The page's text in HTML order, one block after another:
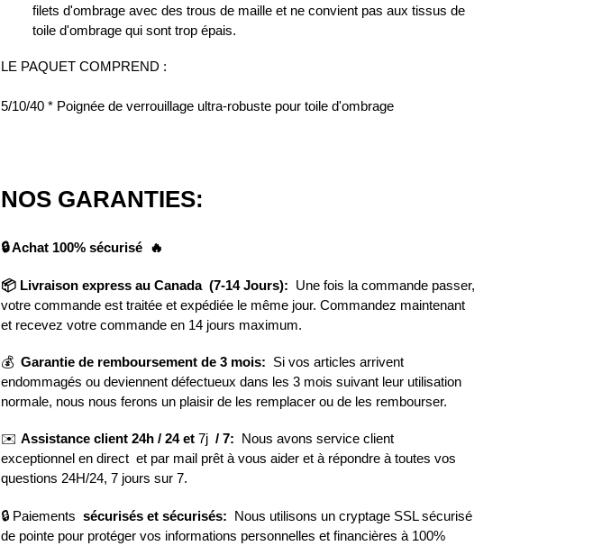
filets d'ombrage avec des trous de maille et ne convient pas aux tissus de
toile d'ombrage qui sont trop épais.
LE PAQUET COMPREND :
5/10/40 * Poignée de verrouillage ultra-robuste pour toile d'ombrage
NOS GARANTIES:
🔒 Achat 100% sécurisé 🔥
📦 Livraison express au Canada (7-14 Jours): Une fois la commande passer,
votre commande est traitée et expédiée le même jour. Commandez maintenant
et recevez votre commande en 14 jours maximum.
💰 Garantie de remboursement de 3 mois: Si vos articles arrivent
endommagés ou deviennent défectueux dans les 3 mois suivant leur utilisation
normale, nous nous ferons un plaisir de les remplacer ou de les rembourser.
✉️ Assistance client 24h / 24 et 7j / 7:
Nous avons service client
exceptionnel en direct et par mail prêt à vous aider et à répondre à toutes vos
questions 24H/24, 7 jours sur 7.
🔒 Paiements sécurisés et sécurisés: Nous utilisons un cryptage SSL sécurisé
de pointe pour protéger vos informations personnelles et financières à 100%